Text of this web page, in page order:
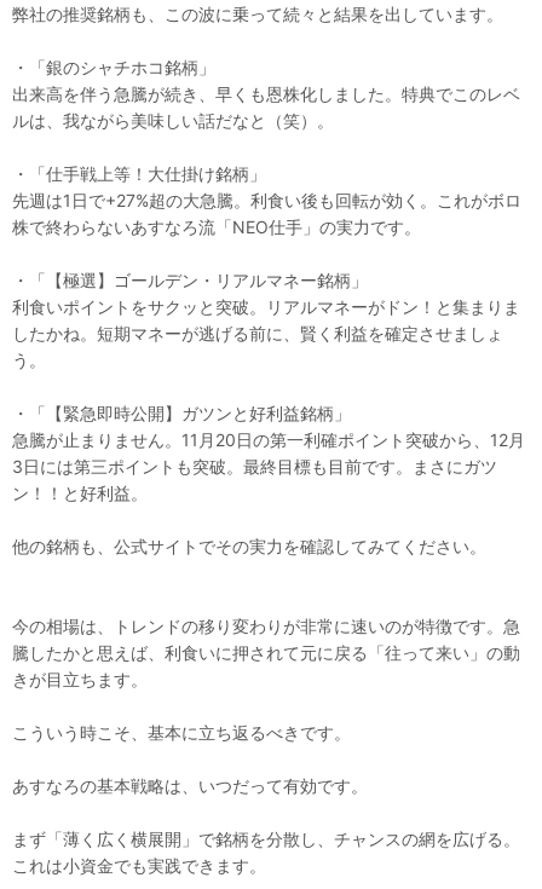
弊社の推奨銘柄も、この波に乗って続々と結果を出しています。
・「銀のシャチホコ銘柄」
出来高を伴う急騰が続き、早くも恩株化しました。特典でこのレベ
ルは、我ながら美味しい話だなと（笑）。
・「仕手戦上等！大仕掛け銘柄」
先週は1日で+27%超の大急騰。利食い後も回転が効く。これがボロ
株で終わらないあすなろ流「NEO仕手」の実力です。
・「【極選】ゴールデン・リアルマネー銘柄」
利食いポイントをサクッと突破。リアルマネーがドン！と集まりま
したかね。短期マネーが逃げる前に、賢く利益を確定させましょ
う。
・「【緊急即時公開】ガツンと好利益銘柄」
急騰が止まりません。11月20日の第一利確ポイント突破から、12月
3日には第三ポイントも突破。最終目標も目前です。まさにガツ
ン！！と好利益。
他の銘柄も、公式サイトでその実力を確認してみてください。
今の相場は、トレンドの移り変わりが非常に速いのが特徴です。急
騰したかと思えば、利食いに押されて元に戻る「往って来い」の動
きが目立ちます。
こういう時こそ、基本に立ち返るべきです。
あすなろの基本戦略は、いつだって有効です。
まず「薄く広く横展開」で銘柄を分散し、チャンスの網を広げる。
これは小資金でも実践できます。